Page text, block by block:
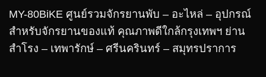
MY-80BiKE ศูนย์รวมจักรยานพับ – อะไหล่ – อุปกรณ์
สำหรับจักรยานของแท้ คุณภาพดีใกล้กรุงเทพฯ ย่าน
สำโรง – เทพารักษ์ – ศรีนครินทร์ – สมุทรปราการ